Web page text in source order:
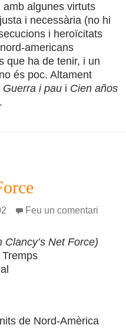
amb algunes virtuts
i necessària (no hi
i heroïcitats
americans
que ha de tenir, i un
és poc. Altament
Guerra i pau i Cien años
Feu un comentari
Clancy’s Net Force)
Tremps
de Nord-Amèrica